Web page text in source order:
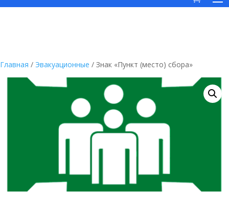
Главная / Эвакуационные / Знак «Пункт (место) сбора»